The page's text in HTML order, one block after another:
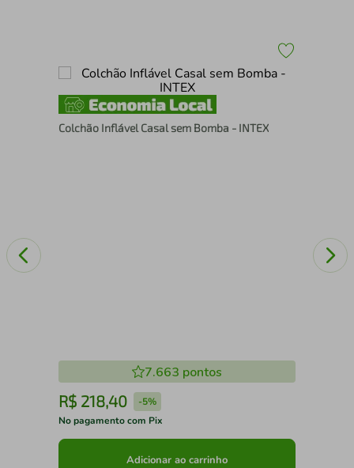
Colchão Inflável Casal sem Bomba - INTEX
7.663 pontos
R$ 218,40 -5%
No pagamento com Pix
Adicionar ao carrinho